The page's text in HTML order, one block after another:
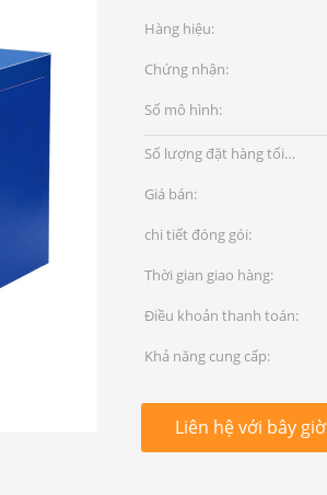
Hàng hiệu:
Chứng nhận:
Số mô hình:
Số lượng đặt hàng tối
thiểu:
Giá bán:
chi tiết đóng gói:
Thời gian giao hàng:
Điều khoản thanh toán:
Khả năng cung cấp:
Liên hệ với bây giờ